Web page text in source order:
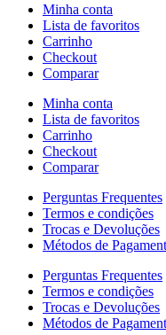
Minha conta
Lista de favoritos
Carrinho
Checkout
Comparar
Minha conta
Lista de favoritos
Carrinho
Checkout
Comparar
Perguntas Frequentes
Termos e condições
Trocas e Devoluções
Métodos de
Perguntas Frequentes
Termos e condições
Trocas e Devoluções
Métodos de